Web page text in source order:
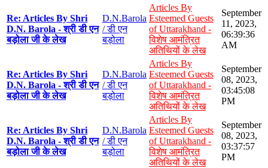
Re: Articles By Shri
D.N. Barola - श्री डी एन
बड़ोला जी के लेख
D.N.Barola
/ डी एन
बड़ोला
Articles By
Esteemed Guests
of Uttarakhand -
विशेष आमंत्रित
अतिथियों के लेख
September
11, 2023,
06:39:36
AM
Re: Articles By Shri
D.N. Barola - श्री डी एन
बड़ोला जी के लेख
D.N.Barola
/ डी एन
बड़ोला
Articles By
Esteemed Guests
of Uttarakhand -
विशेष आमंत्रित
अतिथियों के लेख
September
08, 2023,
03:45:08
PM
Re: Articles By Shri
D.N. Barola - श्री डी एन
बड़ोला जी के लेख
D.N.Barola
/ डी एन
बड़ोला
Articles By
Esteemed Guests
of Uttarakhand -
विशेष आमंत्रित
अतिथियों के लेख
September
08, 2023,
03:37:57
PM